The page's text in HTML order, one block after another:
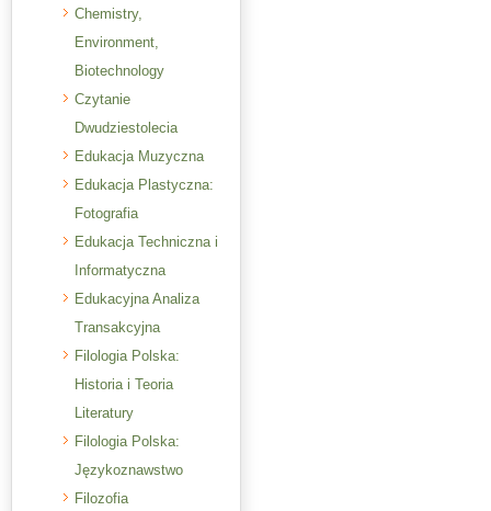
Chemistry,
Environment,
Biotechnology
Czytanie
Dwudziestolecia
Edukacja Muzyczna
Edukacja Plastyczna:
Fotografia
Edukacja Techniczna i
Informatyczna
Edukacyjna Analiza
Transakcyjna
Filologia Polska:
Historia i Teoria
Literatury
Filologia Polska:
Językoznawstwo
Filozofia